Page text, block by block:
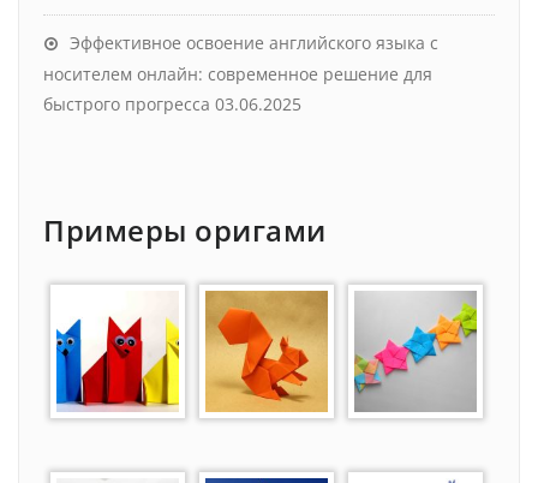
Эффективное освоение английского языка с
носителем онлайн: современное решение для
быстрого прогресса 03.06.2025
Примеры оригами